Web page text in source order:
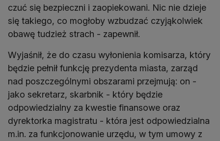
czuć się bezpieczni i zaopiekowani. Nic nie dzieje
się takiego, co mogłoby wzbudzać czyjąkolwiek
obawę tudzież strach - zapewnił.
Wyjaśnił, że do czasu wyłonienia komisarza, który
będzie pełnił funkcję prezydenta miasta, zarząd
nad poszczególnymi obszarami przejmują: on -
jako sekretarz, skarbnik - który będzie
odpowiedzialny za kwestie finansowe oraz
dyrektorka magistratu - która jest odpowiedzialna
m.in. za funkcjonowanie urzędu, w tym umowy z